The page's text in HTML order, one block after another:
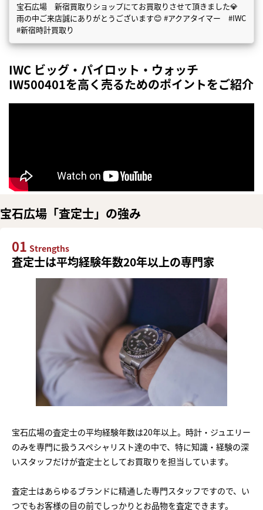
宝石広場 新宿買取りショップにてお買取りさせて頂きました💎
雨の中ご来店誠にありがとうございます😊 #アクアタイマー #IWC
#新宿時計買取り
IWC ビッグ・パイロット・ウォッチ
IW500401を高く売るためのポイントをご紹介
宝石広場「査定士」の強み
01 Strengths
査定士は平均経験年数20年以上の専門家
宝石広場の査定士の平均経験年数は20年以上。時計・ジュエリー
のみを専門に扱うスペシャリスト達の中で、特に知識・経験の深
いスタッフだけが査定士としてお買取りを担当しています。
査定士はあらゆるブランドに精通した専門スタッフですので、い
つでもお客様の目の前でしっかりとお品物を査定できます。